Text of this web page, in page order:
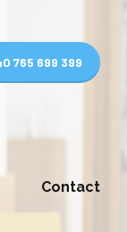
765 699 399
Contact